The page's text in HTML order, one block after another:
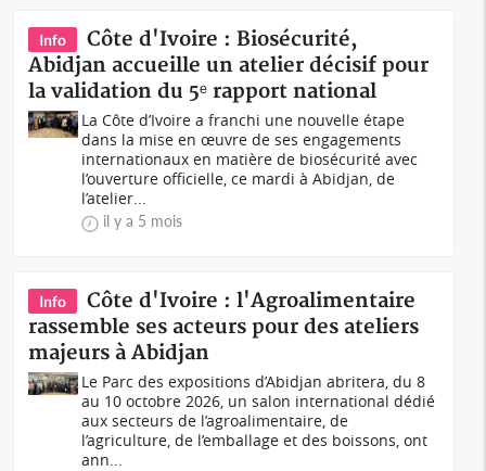
Info
Côte d'Ivoire : Biosécurité,
Abidjan accueille un atelier décisif pour
la validation du 5ᵉ rapport national
La Côte d’Ivoire a franchi une nouvelle étape
dans la mise en œuvre de ses engagements
internationaux en matière de biosécurité avec
l’ouverture officielle, ce mardi à Abidjan, de
l’atelier...
il y a 5 mois
Info
Côte d'Ivoire : l'Agroalimentaire
rassemble ses acteurs pour des ateliers
majeurs à Abidjan
Le Parc des expositions d’Abidjan abritera, du 8
au 10 octobre 2026, un salon international dédié
aux secteurs de l’agroalimentaire, de
l’agriculture, de l’emballage et des boissons, ont
ann...